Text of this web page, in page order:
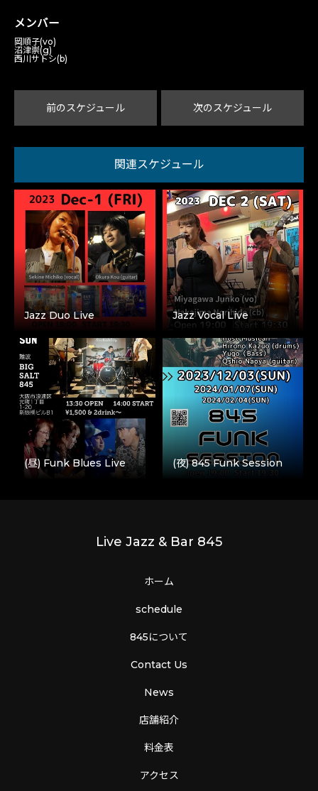
メンバー
岡順子(vo)
沼津崇(g)
西川サトシ(b)
前のスケジュール 次のスケジュール
関連スケジュール
Jazz Duo Live Jazz Vocal Live
(昼) Funk Blues Live (夜) 845 Funk Session
Live Jazz & Bar 845
ホーム
schedule
845について
Contact Us
News
店舗紹介
料金表
アクセス